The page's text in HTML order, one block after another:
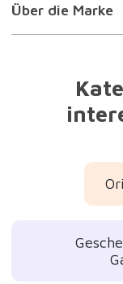
Über die Marke